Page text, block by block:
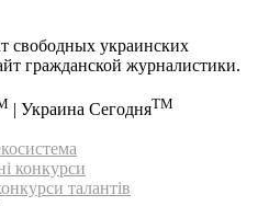
свободных украинских
гражданской журналистики.
| Украина СегодняTM
конкурси
талантів